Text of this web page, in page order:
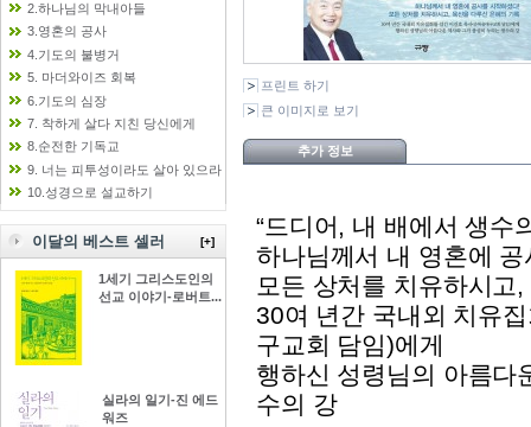
2.하나님의 막내아들
3.영혼의 공사
4.기도의 불병거
5. 마더와이즈 회복
6.기도의 심장
7. 착하게 살다 지친 당신에게
8.순전한 기독교
9. 너는 피투성이라도 살아 있으라
10.성경으로 설교하기
이달의 베스트 셀러 [+]
1세기 그리스도인의
선교 이야기-로버트...
실라의 일기-진 에드
워즈
프린트 하기
큰 이미지로 보기
추가 정보
“드디어, 내 배에서 생수
하나님께서 내 영혼에
모든 상처를 치유하시고
30여 년간 국내외 치유
구교회 담임)에게
행하신 성령님의 아름다
수의 강